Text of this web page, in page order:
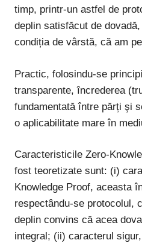
timp, printr-un astfel de
deplin satisfăcut de
condiția de vârstă, că am
Practic, folosindu-se
transparente, încrederea (
fundamentată între părți şi
o aplicabilitate mare în
Caracteristicile Zero-
fost teoretizate sunt: (i)
Knowledge Proof, aceasta
respectându-se protocolul,
deplin convins că acea
integral; (ii) caracterul